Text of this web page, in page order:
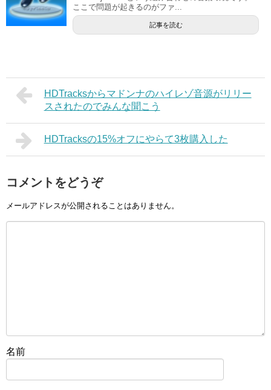
ここで問題が起きるのがファ...
記事を読む
HDTracksからマドンナのハイレゾ音源がリリー
スされたのでみんな聞こう
HDTracksの15%オフにやらて3枚購入した
コメントをどうぞ
メールアドレスが公開されることはありません。
名前